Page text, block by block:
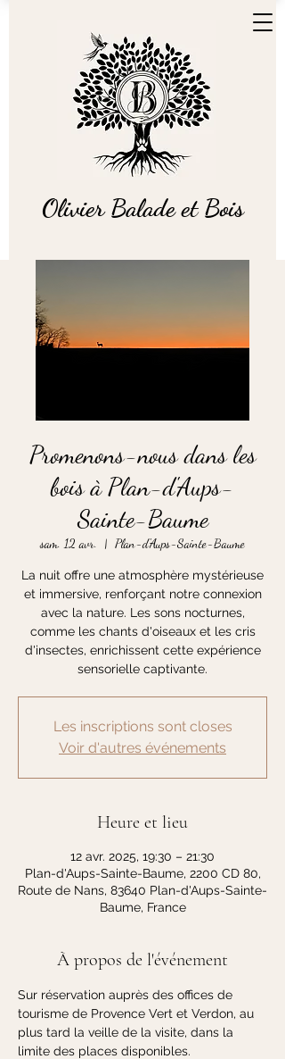
Olivier Balade et Bois
Promenons-nous dans les
bois à Plan-d'Aups-
Sainte-Baume
sam. 12 avr.
  |
Plan-d'Aups-Sainte-Baume
La nuit offre une atmosphère mystérieuse
et immersive, renforçant notre connexion
avec la nature. Les sons nocturnes,
comme les chants d'oiseaux et les cris
d'insectes, enrichissent cette expérience
sensorielle captivante.
Les inscriptions sont closes
Voir d'autres événements
Heure et lieu
12 avr. 2025, 19:30 – 21:30
Plan-d'Aups-Sainte-Baume, 2200 CD 80,
Route de Nans, 83640 Plan-d'Aups-Sainte-
Baume, France
À propos de l'événement
Sur réservation auprès des offices de
tourisme de Provence Vert et Verdon, au
plus tard la veille de la visite, dans la
limite des places disponibles.